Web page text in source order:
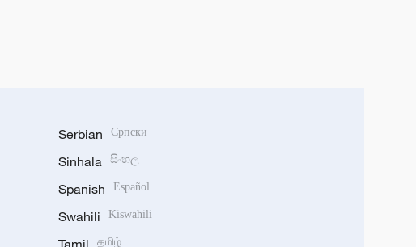
Serbian Српски
Sinhala සිංහල
Spanish Español
Swahili Kiswahili
Tamil தமிழ்